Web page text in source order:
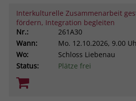
Interkulturelle Zusammenarbeit
fördern, Integration begleiten
Nr.:
261A30
Wann:
Mo. 12.10.2026, 9.00
Wo:
Schloss Liebenau
Status:
Plätze frei